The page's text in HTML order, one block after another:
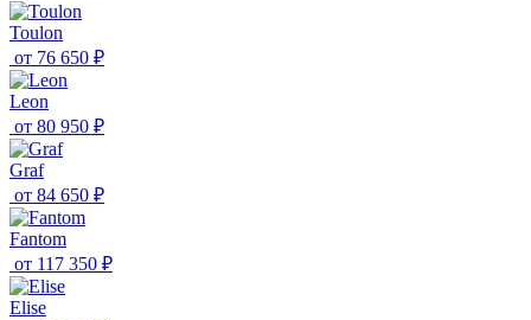
Toulon
от 76 650 ₽
Leon
от 80 950 ₽
Graf
от 84 650 ₽
Fantom
от 117 350 ₽
Elise